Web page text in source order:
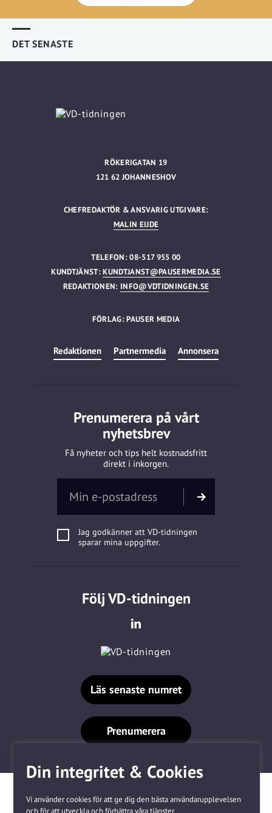
Din integritet & Cookies
Vi använder cookies för att ge dig den bästa användarupplevelsen
och för att utveckla och förbättra våra tjänster.
DET SENASTE
RÖKERIGATAN 19
121 62 JOHANNESHOV
CHEFREDAKTÖR & ANSVARIG UTGIVARE:
MALIN EIJDE
TELEFON: 08-517 955 00
KUNDTJÄNST:KUNDTJANST@PAUSERMEDIA.SE
REDAKTIONEN: INFO@VDTIDNINGEN.SE
FÖRLAG: PAUSER MEDIA
Redaktionen Partnermedia Annonsera
Prenumerera på vårt
nyhetsbrev
Få nyheter och tips helt kostnadsfritt
direkt i inkorgen.
Jag godkänner att VD-tidningen
sparar mina uppgifter.
Följ VD-tidningen
Läs senaste numret
Prenumerera